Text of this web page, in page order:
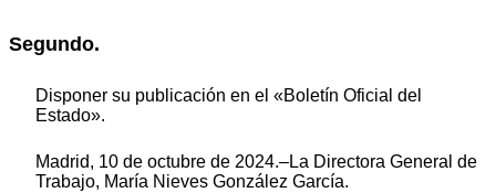
Segundo.
Disponer su publicación en el «Boletín Oficial del
Estado».
Madrid, 10 de octubre de 2024.–La Directora General de
Trabajo, María Nieves González García.